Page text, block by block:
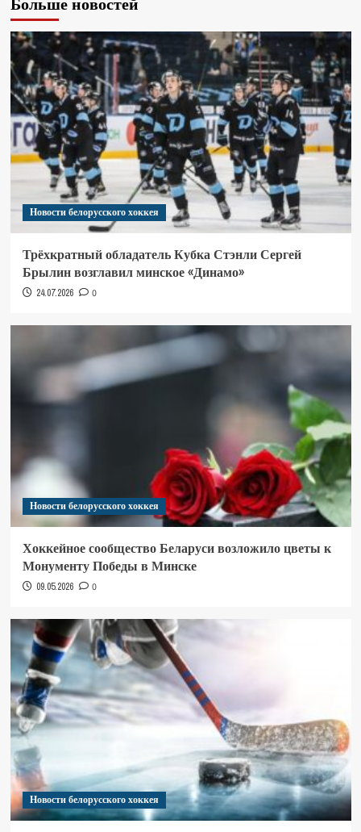
Новости белорусского хоккея
Трёхкратный обладатель Кубка Стэнли Сергей
Брылин возглавил минское «Динамо»
24.07.2026 0
Новости белорусского хоккея
Хоккейное сообщество Беларуси возложило цветы к
Монументу Победы в Минске
09.05.2026 0
Новости белорусского хоккея